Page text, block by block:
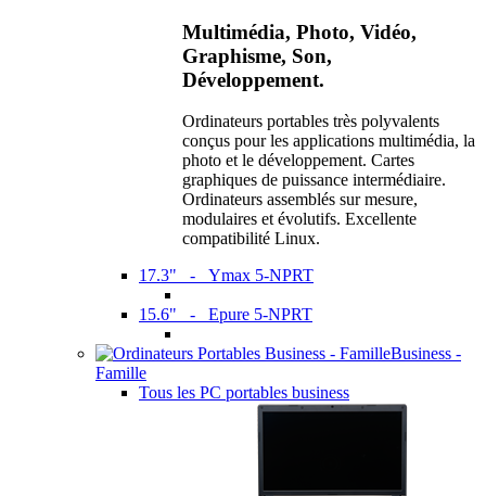
Multimédia, Photo, Vidéo,
Graphisme, Son,
Développement.
Ordinateurs portables très polyvalents
conçus pour les applications multimédia, la
photo et le développement. Cartes
graphiques de puissance intermédiaire.
Ordinateurs assemblés sur mesure,
modulaires et évolutifs. Excellente
compatibilité Linux.
17.3" - Ymax 5-NPRT
15.6" - Epure 5-NPRT
Business -
Famille
Tous les PC portables business